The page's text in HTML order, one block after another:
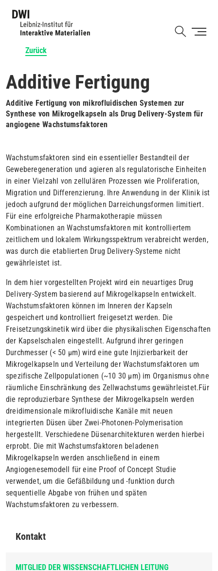
Zurück
Additive Fertigung
Additive Fertigung von mikrofluidischen Systemen zur
Synthese von Mikrogelkapseln als Drug Delivery-System für
angiogene Wachstumsfaktoren
Wachstumsfaktoren sind ein essentieller Bestandteil der
Geweberegeneration und agieren als regulatorische Einheiten
in einer Vielzahl von zellulären Prozessen wie Proliferation,
Migration und Differenzierung. Ihre Anwendung in der Klinik ist
jedoch aufgrund der möglichen Darreichungsformen limitiert.
Für eine erfolgreiche Pharmakotherapie müssen
Kombinationen an Wachstumsfaktoren mit kontrolliertem
zeitlichem und lokalem Wirkungsspektrum verabreicht werden,
was durch die etablierten Drug Delivery-Systeme nicht
gewährleistet ist.
In dem hier vorgestellten Projekt wird ein neuartiges Drug
Delivery-System basierend auf Mikrogelkapseln entwickelt.
Wachstumsfaktoren können im Inneren der Kapseln
gespeichert und kontrolliert freigesetzt werden. Die
Freisetzungskinetik wird über die physikalischen Eigenschaften
der Kapselschalen eingestellt. Aufgrund ihrer geringen
Durchmesser (< 50 µm) wird eine gute Injizierbarkeit der
Mikrogelkapseln und Verteilung der Wachstumsfaktoren um
spezifische Zellpopulationen (~10 30 µm) im Organismus ohne
räumliche Einschränkung des Zellwachstums gewährleistet.Für
die reproduzierbare Synthese der Mikrogelkapseln werden
dreidimensionale mikrofluidische Kanäle mit neuen
integrierten Düsen über Zwei-Photonen-Polymerisation
hergestellt. Verschiedene Düsenarchitekturen werden hierbei
erprobt. Die mit Wachstumsfaktoren beladenen
Mikrogelkapseln werden anschließend in einem
Angiogenesemodell für eine Proof of Concept Studie
verwendet, um die Gefäßbildung und -funktion durch
sequentielle Abgabe von frühen und späten
Wachstumsfaktoren zu verbessern.
Kontakt
MITGLIED DER WISSENSCHAFTLICHEN LEITUNG